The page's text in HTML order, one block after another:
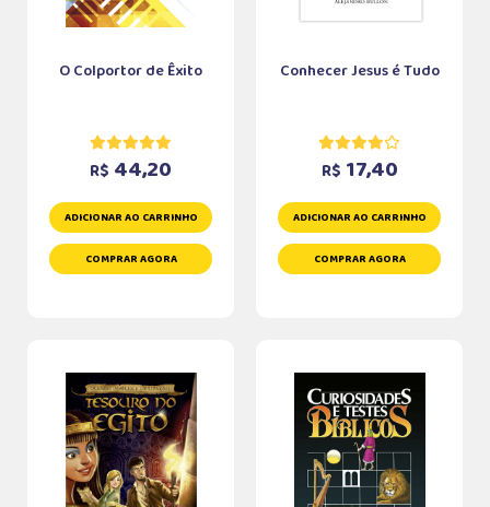
O Colportor de Êxito
R$ 44,20
ADICIONAR AO CARRINHO
COMPRAR AGORA
Conhecer Jesus é Tudo
R$ 17,40
ADICIONAR AO CARRINHO
COMPRAR AGORA